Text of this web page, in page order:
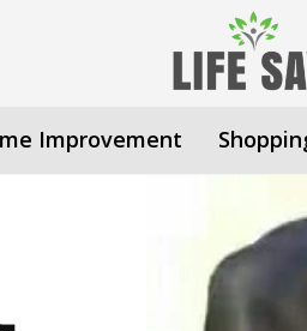
Improvement